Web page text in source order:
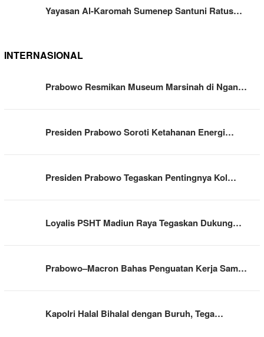
Yayasan Al-Karomah Sumenep Santuni Ratus…
INTERNASIONAL
Prabowo Resmikan Museum Marsinah di Ngan…
Presiden Prabowo Soroti Ketahanan Energi…
Presiden Prabowo Tegaskan Pentingnya Kol…
Loyalis PSHT Madiun Raya Tegaskan Dukung…
Prabowo–Macron Bahas Penguatan Kerja Sam…
Kapolri Halal Bihalal dengan Buruh, Tega…